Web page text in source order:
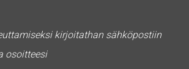
kirjoitathan sähköpostiin
osoitteesi